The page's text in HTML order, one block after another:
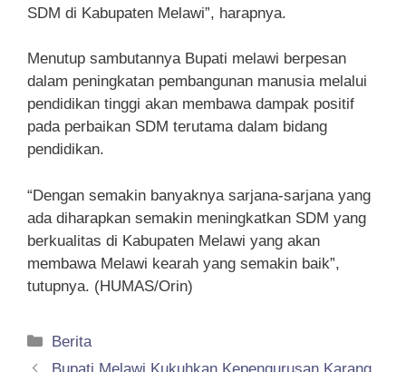
SDM di Kabupaten Melawi”, harapnya.
Menutup sambutannya Bupati melawi berpesan
dalam peningkatan pembangunan manusia melalui
pendidikan tinggi akan membawa dampak positif
pada perbaikan SDM terutama dalam bidang
pendidikan.
“Dengan semakin banyaknya sarjana-sarjana yang
ada diharapkan semakin meningkatkan SDM yang
berkualitas di Kabupaten Melawi yang akan
membawa Melawi kearah yang semakin baik”,
tutupnya. (HUMAS/Orin)
Kategori
Berita
Bupati Melawi Kukuhkan Kepengurusan Karang